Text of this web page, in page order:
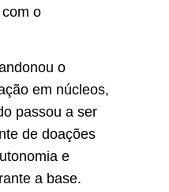
o
o
em núcleos,
passou a ser
de doações
e
a base.